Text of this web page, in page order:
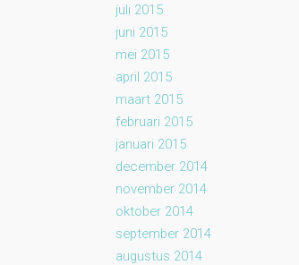
juli 2015
juni 2015
mei 2015
april 2015
maart 2015
februari 2015
januari 2015
december 2014
november 2014
oktober 2014
september 2014
augustus 2014